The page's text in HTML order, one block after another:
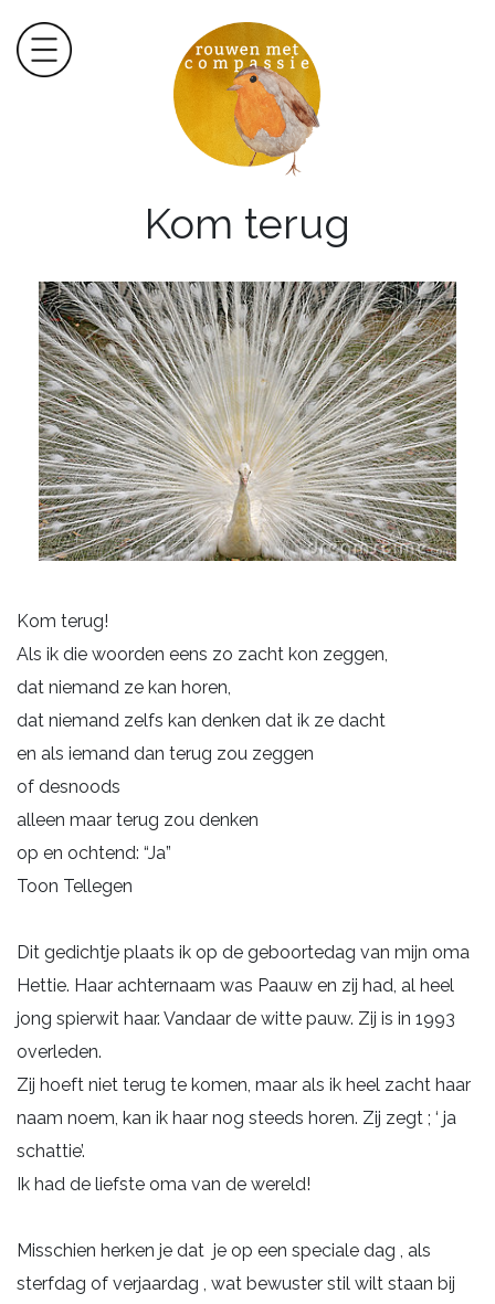
Kom terug
Kom terug!
Als ik die woorden eens zo zacht kon zeggen,
dat niemand ze kan horen,
dat niemand zelfs kan denken dat ik ze dacht
en als iemand dan terug zou zeggen
of desnoods
alleen maar terug zou denken
op en ochtend: “Ja”
Toon Tellegen
Dit gedichtje plaats ik op de geboortedag van mijn oma
Hettie. Haar achternaam was Paauw en zij had, al heel
jong spierwit haar. Vandaar de witte pauw. Zij is in 1993
overleden.
Zij hoeft niet terug te komen, maar als ik heel zacht haar
naam noem, kan ik haar nog steeds horen. Zij zegt ; ‘ ja
schattie’.
Ik had de liefste oma van de wereld!
Misschien herken je dat je op een speciale dag , als
sterfdag of verjaardag , wat bewuster stil wilt staan bij